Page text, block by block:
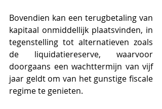
Bovendien kan een terugbetaling van
kapitaal onmiddellijk plaatsvinden, in
tegenstelling tot alternatieven zoals
de liquidatiereserve, waarvoor
doorgaans een wachttermijn van vijf
jaar geldt om van het gunstige fiscale
regime te genieten.